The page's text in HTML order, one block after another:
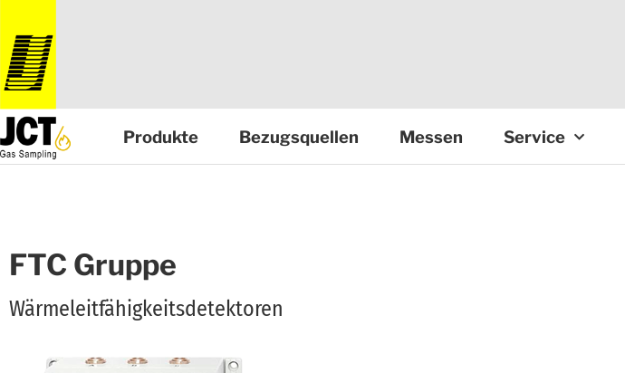
Produkte Bezugsquellen Messen Service
FTC Gruppe
Wärmeleitfähigkeitsdetektoren